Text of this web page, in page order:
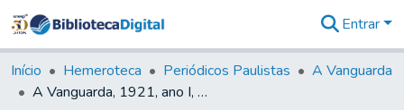
&
Coleções
Tudo na
Entrar
Início Hemeroteca Periódicos Paulistas
A Vanguarda
A Vanguarda, 1921, ano I, n 26